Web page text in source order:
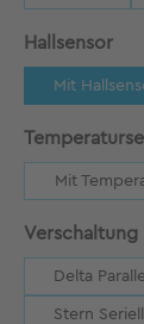
Hallsensor
Mit
Mit
Verschaltung
Delta Parallel
Stern Seriell